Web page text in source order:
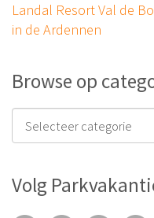
Landal Resort Val de
in de Ardennen
Browse op
Volg